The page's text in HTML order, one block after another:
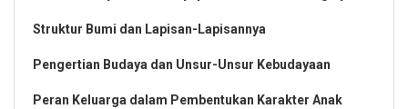
Struktur Bumi dan Lapisan-Lapisannya
Pengertian Budaya dan Unsur-Unsur Kebudayaan
Peran Keluarga dalam Pembentukan Karakter Anak